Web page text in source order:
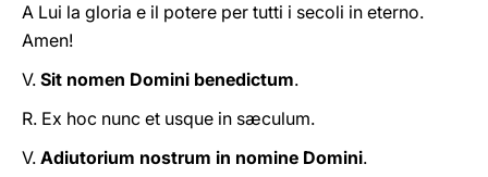
A Lui la gloria e il potere per tutti i secoli in eterno.
Amen!
V. Sit nomen Domini benedictum.
R. Ex hoc nunc et usque in sæculum.
V. Adiutorium nostrum in nomine Domini.